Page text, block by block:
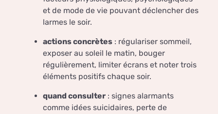
et de mode de vie pouvant déclencher des
larmes le soir.
actions concrètes : régulariser sommeil,
exposer au soleil le matin, bouger
régulièrement, limiter écrans et noter trois
éléments positifs chaque soir.
quand consulter : signes alarmants
comme idées suicidaires, perte de